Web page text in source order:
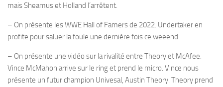
mais Sheamus et Holland l’arrêtent.
– On présente les WWE Hall of Famers de 2022. Undertaker en
profite pour saluer la foule une dernière fois ce weeend.
– On présente une vidéo sur la rivalité entre Theory et McAfee.
Vince McMahon arrive sur le ring et prend le micro. Vince nous
présente un futur champion Univesal, Austin Theory. Theory prend